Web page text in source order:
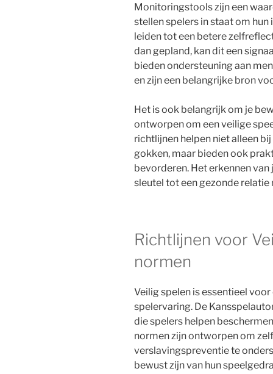
Monitoringstools zijn een
stellen spelers in staat om
leiden tot een betere
dan gepland, kan dit een
bieden ondersteuning aan
en zijn een belangrijke bron
Het is ook belangrijk om je
ontworpen om een veilige
richtlijnen helpen niet alleen
gokken, maar bieden ook
bevorderen. Het erkennen van
sleutel tot een gezonde relatie
Richtlijnen voor
normen
Veilig spelen is essentieel
spelervaring. De
die spelers helpen
normen zijn ontworpen om
verslavingspreventie te
bewust zijn van hun